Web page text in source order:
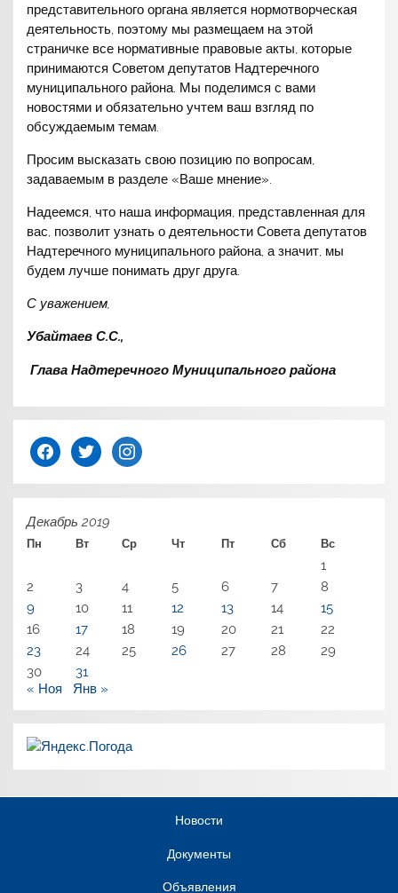
представительного органа является нормотворческая
деятельность, поэтому мы размещаем на этой
страничке все нормативные правовые акты, которые
принимаются Советом депутатов Надтеречного
муниципального района. Мы поделимся с вами
новостями и обязательно учтем ваш взгляд по
обсуждаемым темам.
Просим высказать свою позицию по вопросам,
задаваемым в разделе «Ваше мнение».
Надеемся, что наша информация, представленная для
вас, позволит узнать о деятельности Совета депутатов
Надтеречного муниципального района, а значит, мы
будем лучше понимать друг друга.
С уважением,
Убайтаев С.С.,
Глава Надтеречного Муниципального района
facebooktwitter instagram
Декабрь 2019
Пн Вт Ср Чт Пт Сб Вс
1
2
3 4 5 6 7
8
9
10 11 12 13 14
15
16
17 18 19 20 21
22
23
24 25 26 27 28
29
30
31
« Ноя
Янв »
Новости
Документы
Объявления